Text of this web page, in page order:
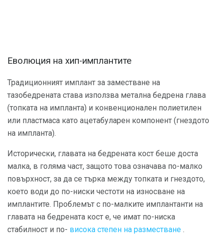
Еволюция на хип-имплантите
Традиционният имплант за заместване на
тазобедрената става използва метална бедрена глава
(топката на импланта) и конвенционален полиетилен
или пластмаса като ацетабуларен компонент (гнездото
на импланта).
Исторически, главата на бедрената кост беше доста
малка, в голяма част, защото това означава по-малко
повърхност, за да се търка между топката и гнездото,
което води до по-ниски честоти на износване на
имплантите. Проблемът с по-малките имплантанти на
главата на бедрената кост е, че имат по-ниска
стабилност и по- висока степен на разместване .